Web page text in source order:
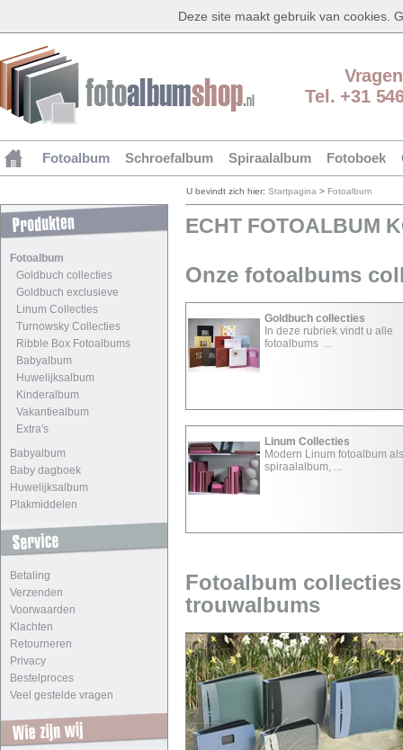
Deze site maakt gebruik van cookies.
Tel. +31
Fotoalbum Schroefalbum Spiraalalbum Fotoboek
Fotoalbum
Goldbuch collecties
Goldbuch exclusieve
Linum Collecties
Turnowsky Collecties
Ribble Box Fotoalbums
Babyalbum
Huwelijksalbum
Kinderalbum
Vakantiealbum
Extra's
Babyalbum
Baby dagboek
Huwelijksalbum
Plakmiddelen
Betaling
Verzenden
Voorwaarden
Klachten
Retourneren
Privacy
Bestelproces
Veel gestelde vragen
U bevindt zich hier: Startpagina > Fotoalbum
ECHT FOTOALBUM
Onze fotoalbums
Goldbuch collecties
In deze rubriek vindt u alle
fotoalbums ...
Linum Collecties
Modern Linum fotoalbum als
spiraalalbum, ...
Fotoalbum
trouwalbums